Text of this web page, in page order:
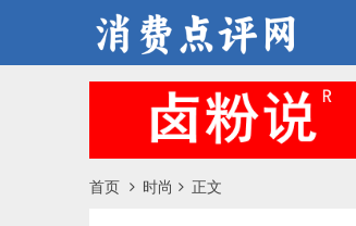
首页 时尚 正文